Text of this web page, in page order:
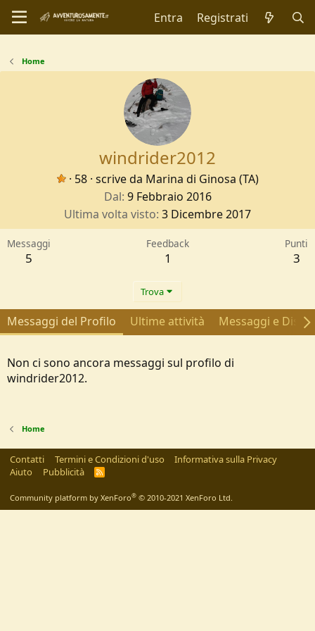
Entra Registrati
Home
windrider2012
· 58 · scrive da Marina di Ginosa (TA)
Dal 9 Febbraio 2016
Ultima volta visto 3 Dicembre 2017
Messaggi
5
Feedback
1
Punti
3
Trova
Messaggi del Profilo Ultime attività Messaggi e
Non ci sono ancora messaggi sul profilo di
windrider2012.
Home
Contatti Termini e Condizioni d'uso
Informativa sulla Privacy
Aiuto
Pubblicità
R
Community platform by XenForo® © 2010-2021 XenForo Ltd.